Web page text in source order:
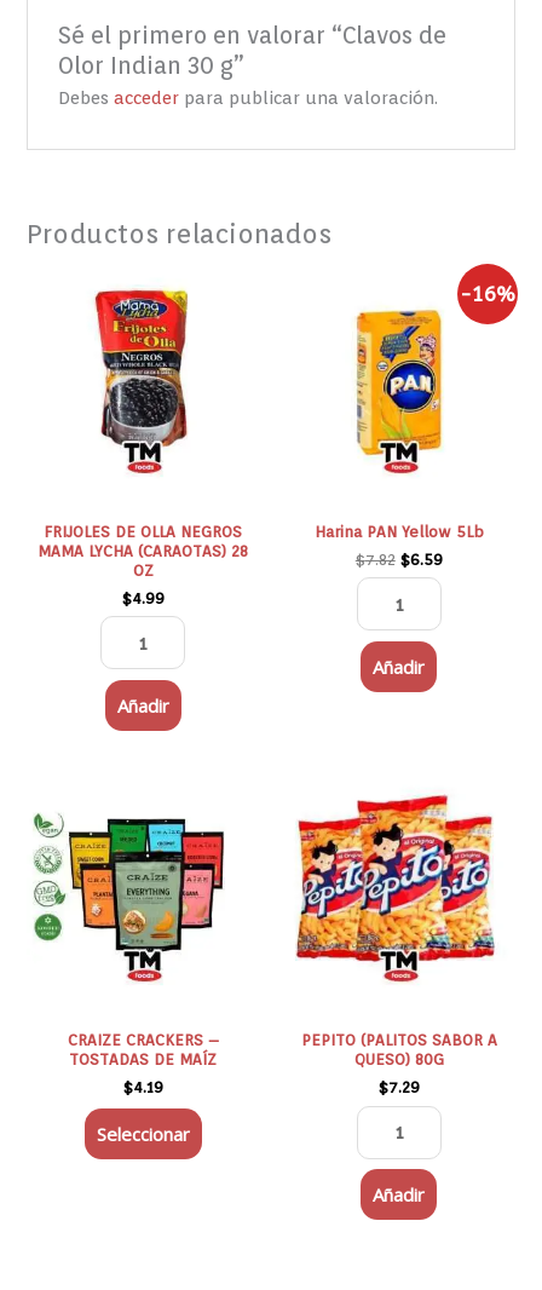
Sé el primero en valorar “Clavos de
Olor Indian 30 g”
Debes accederpara publicar una valoración.
Productos relacionados
FRIJOLES DE OLLA NEGROS
MAMA LYCHA (CARAOTAS) 28
OZ
$4.99
DE
OLLA
NEGROS
MAMA
LYCHA
(CARAOTAS)
28
cantidad
Añadir
-16%
Harina PAN Yellow 5Lb
$7.82
original
era:
$7.82.
$6.59
precio
actual
PAN
Yellow
5Lb
cantidad
Añadir
CRAIZE CRACKERS –
TOSTADAS DE MAÍZ
$4.19
Seleccionar
producto
tiene
múltiples
variantes.
Las
elegir
página
PEPITO (PALITOS SABOR A
QUESO) 80G
$7.29
(PALITOS
SABOR
A
QUESO)
80G
cantidad
Añadir